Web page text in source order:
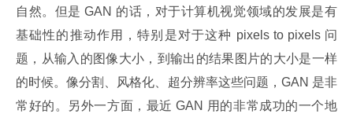
自然。但是 GAN 的话，对于计算机视觉领域的发展是有
基础性的推动作用，特别是对于这种 pixels to pixels 问
题，从输入的图像大小，到输出的结果图片的大小是一样
的时候。像分割、风格化、超分辨率这些问题，GAN 是非
常好的。另外一方面，最近 GAN 用的非常成功的一个地